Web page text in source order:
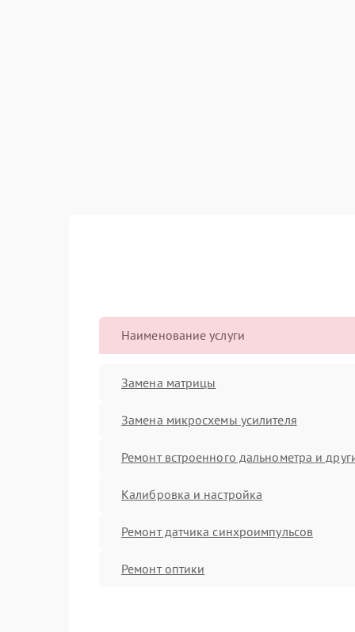
Наименование услуги
Замена матрицы
Замена микросхемы усилителя
Ремонт встроенного дальнометра и
Калибровка и настройка
Ремонт датчика синхроимпульсов
Ремонт оптики